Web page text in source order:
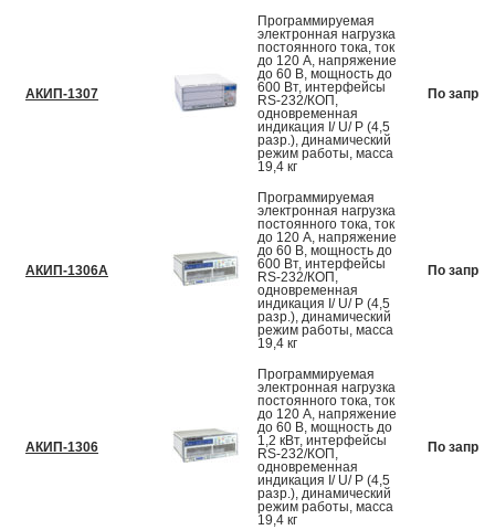
АКИП-1307
Программируемая
электронная нагрузка
постоянного тока, ток
до 120 А, напряжение
до 60 В, мощность до
600 Вт, интерфейсы
RS-232/КОП,
одновременная
индикация I/ U/ P (4,5
разр.), динамический
режим работы, масса
19,4 кг
По
АКИП-1306A
Программируемая
электронная нагрузка
постоянного тока, ток
до 120 А, напряжение
до 60 В, мощность до
600 Вт, интерфейсы
RS-232/КОП,
одновременная
индикация I/ U/ P (4,5
разр.), динамический
режим работы, масса
19,4 кг
По
АКИП-1306
Программируемая
электронная нагрузка
постоянного тока, ток
до 120 А, напряжение
до 60 В, мощность до
1,2 кВт, интерфейсы
RS-232/КОП,
одновременная
индикация I/ U/ P (4,5
разр.), динамический
режим работы, масса
19,4 кг
По